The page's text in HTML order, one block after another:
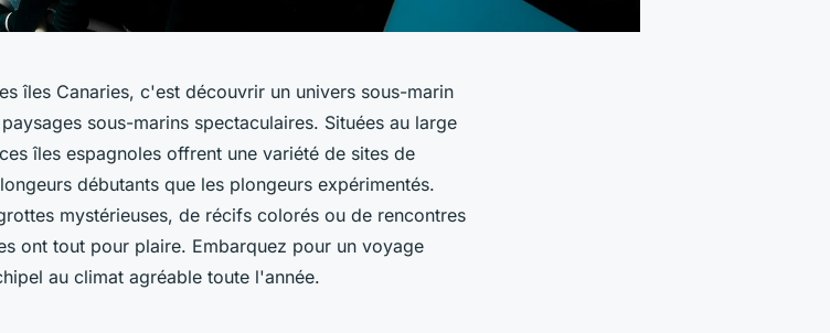
îles Canaries, c'est découvrir un univers sous-marin
sous-marins spectaculaires. Situées au large
îles espagnoles offrent une variété de sites de
débutants que les plongeurs expérimentés.
mystérieuses, de récifs colorés ou de rencontres
ont tout pour plaire. Embarquez pour un voyage
au climat agréable toute l'année.